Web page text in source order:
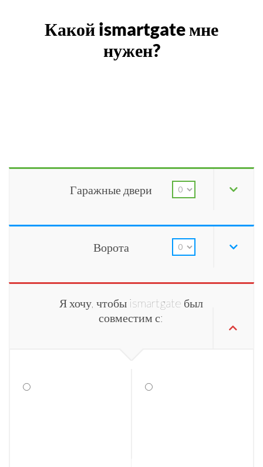
Какой ismartgate мне
нужен?
Гаражные двери
Ворота
Я хочу, чтобы ismartgate был
совместим с: